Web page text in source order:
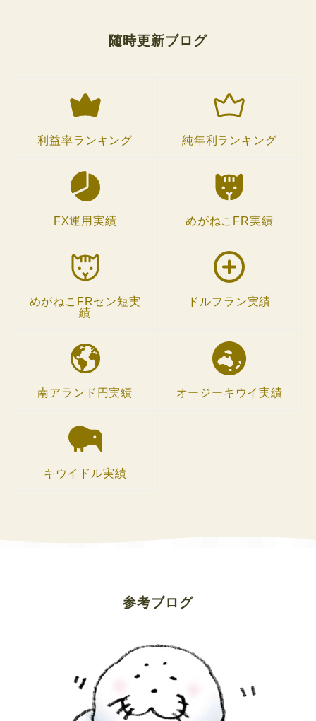
随時更新ブログ
利益率ランキング 純年利ランキング
FX運用実績 めがねこFR実績
めがねこFRセン短実
績
ドルフラン実績
南アランド円実績 オージーキウイ実績
キウイドル実績
参考ブログ